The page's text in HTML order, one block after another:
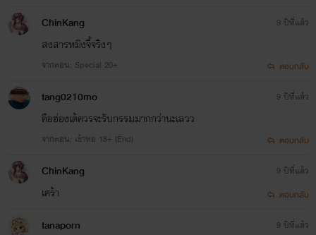
ChinKang
สงสารหมิงจี้จริงๆ
จากตอน: Special 20+
9 ปีที่แล้ว
ตอบกลับ
tang0210mo
คือฮ่องเต้ควรจะรับกรรมมากกว่านะเลวว
จากตอน: เข้าหอ 18+ (End)
9 ปีที่แล้ว
ตอบกลับ
ChinKang
เศร้า
9 ปีที่แล้ว
ตอบกลับ
tanaporn 9 ปีที่แล้ว